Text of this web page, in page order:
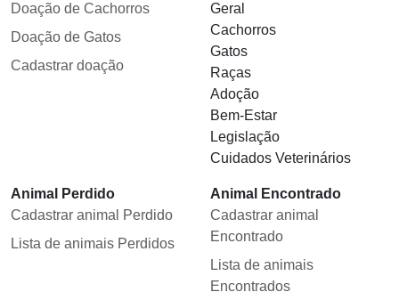
Doação de Cachorros
Doação de Gatos
Cadastrar doação
Geral
Cachorros
Gatos
Raças
Adoção
Bem-Estar
Legislação
Cuidados Veterinários
Animal Perdido
Cadastrar animal Perdido
Lista de animais Perdidos
Animal Encontrado
Cadastrar animal
Encontrado
Lista de animais
Encontrados